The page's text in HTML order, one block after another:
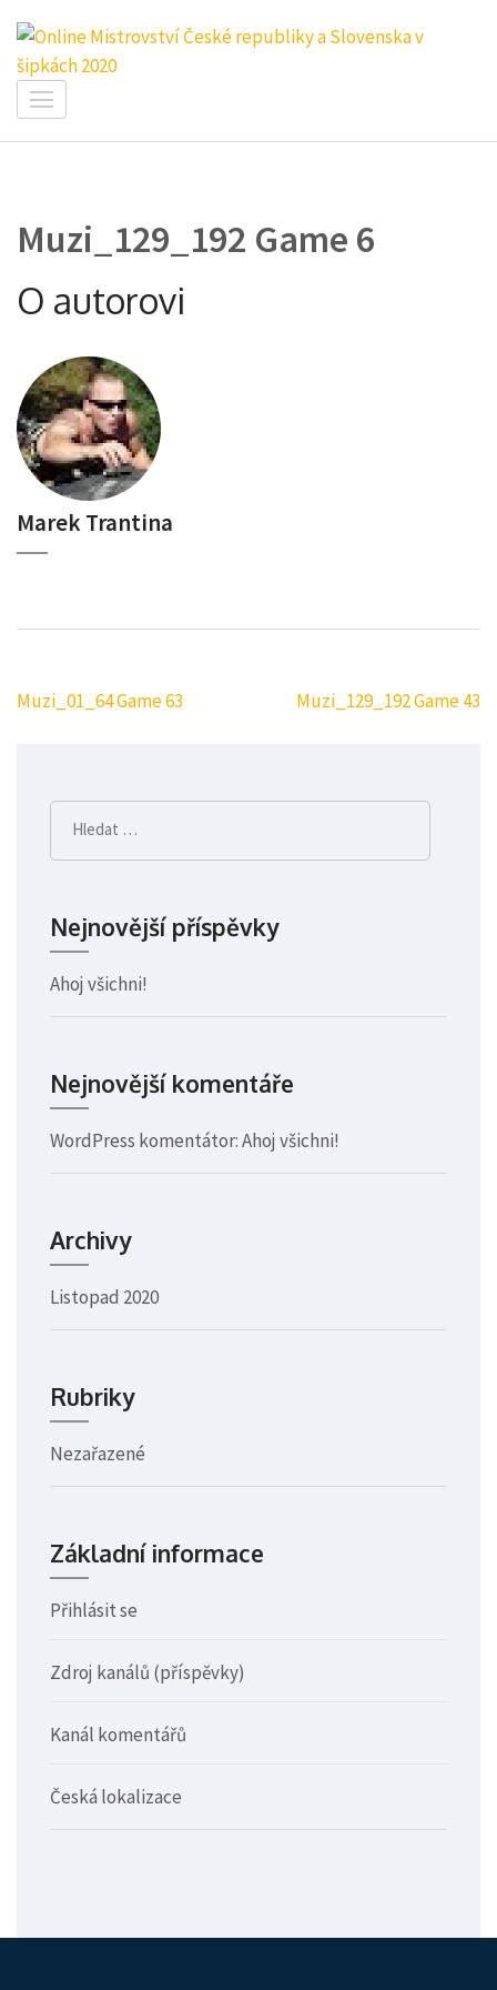
na
obsah
(stiskněte
Online Mistrovství České
republiky a Slovenska v šipkách
2020
Muzi_129_192 Game 6
O autorovi
Marek Trantina
Muzi_01_64 Game 63 Muzi_129_192 Game 43
Vyhledávání
Nejnovější příspěvky
Ahoj všichni!
Nejnovější komentáře
WordPress komentátor:Ahoj všichni!
Archivy
Listopad 2020
Rubriky
Nezařazené
Základní informace
Přihlásit se
Zdroj kanálů (příspěvky)
Kanál komentářů
Česká lokalizace